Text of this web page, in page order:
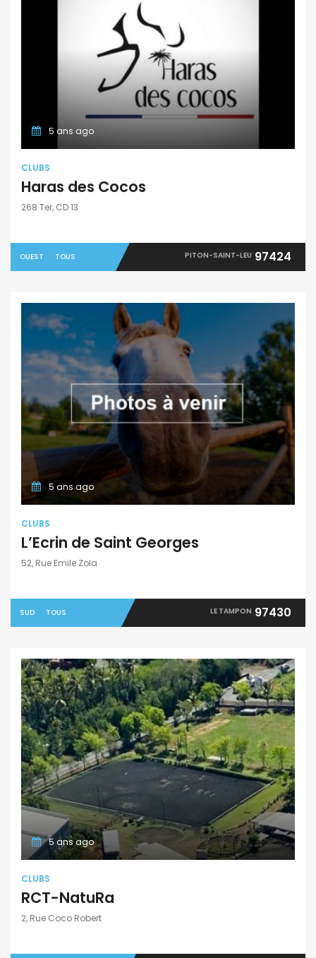
5 ans ago
CLUBS
Haras des Cocos
268 Ter, CD 13
OUEST TOUS PITON-SAINT-LEU 97424
5 ans ago
CLUBS
L’Ecrin de Saint Georges
52, Rue Emile Zola
SUD TOUS LE TAMPON 97430
5 ans ago
CLUBS
RCT-NatuRa
2, Rue Coco Robert